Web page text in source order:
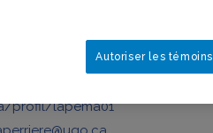
universitaires
profil/lapema01
Autoriser les témoins